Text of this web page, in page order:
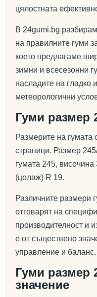
цялостната
В 24gumi.bg
на правилните гуми
което предлагаме
зимни и всесезонни
насладите на гладко
метеорологични
Гуми размер
Размерите на гумата
страници. Размер
гумата 245,
(цолаж) R 19.
Различните размери
отговарят на
производителност и
е от съществено
управление и баланс.
Гуми размер
значение